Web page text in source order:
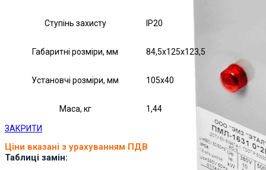
Ступінь захисту IP20
Габаритні розміри, мм 84,5х125х123,5
Установчі розміри, мм 105х40
Маса, кг 1,44
ЗАКРИТИ
Ціни вказані з урахуванням ПДВ
Таблиці замін: